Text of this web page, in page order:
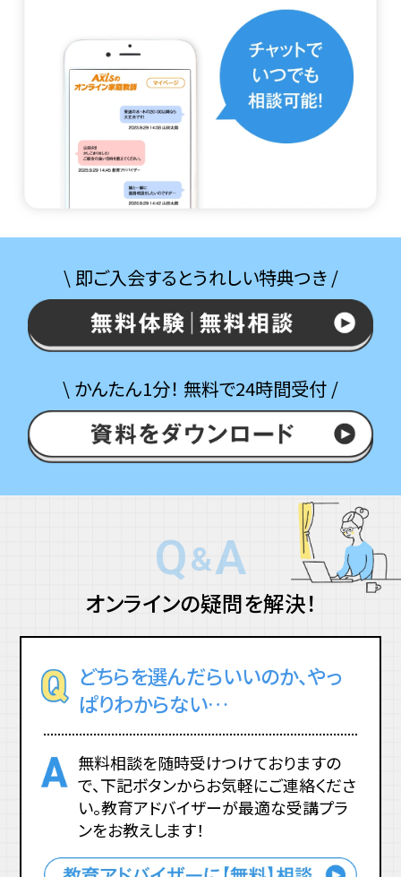
\ 即ご入会するとうれしい特典つき /
\ かんたん1分！ 無料で24時間受付 /
Q&A
オンラインの疑問を解決！
どちらを選んだらいいのか、やっ
ぱりわからない…
無料相談を随時受けつけておりますの
で、下記ボタンからお気軽にご連絡くださ
い。教育アドバイザーが最適な受講プラ
ンをお教えします！